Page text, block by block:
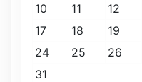
10
11 12
17
18 19
24
25 26
31